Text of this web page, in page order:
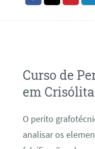
Curso de
em Crisólita
O perito
analisar os